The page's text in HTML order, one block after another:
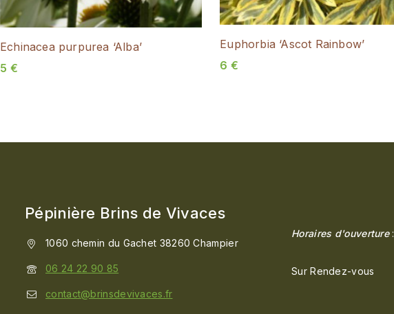
Echinacea purpurea ‘Alba’
5 €
Euphorbia ‘Ascot Rainbow’
6 €
Pépinière Brins de Vivaces
1060 chemin du Gachet 38260 Champier
06 24 22 90 85
contact@brinsdevivaces.fr
Horaires d'ouverture:
Sur Rendez-vous